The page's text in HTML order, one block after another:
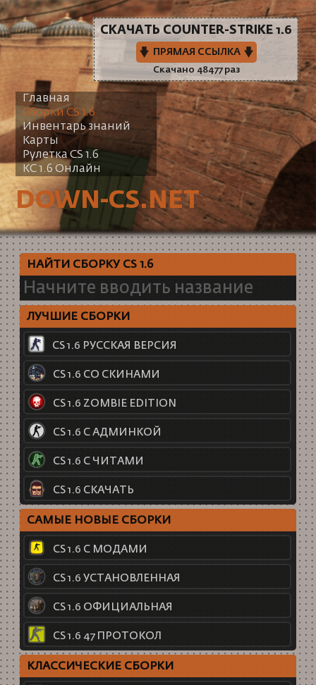
НАЙТИ СБОРКУ CS 1.6
ЛУЧШИЕ СБОРКИ
CS 1.6 РУССКАЯ ВЕРСИЯ
CS 1.6 СО СКИНАМИ
CS 1.6 ZOMBIE EDITION
CS 1.6 С АДМИНКОЙ
CS 1.6 С ЧИТАМИ
CS 1.6 СКАЧАТЬ
САМЫЕ НОВЫЕ СБОРКИ
CS 1.6 С МОДАМИ
CS 1.6 УСТАНОВЛЕННАЯ
CS 1.6 ОФИЦИАЛЬНАЯ
CS 1.6 47 ПРОТОКОЛ
КЛАССИЧЕСКИЕ СБОРКИ
Главная
Сборки CS 1.6
Инвентарь знаний
Карты
Рулетка CS 1.6
КС 1.6 Онлайн
DOWN-CS.NET
СКАЧАТЬ COUNTER-STRIKE 1.6
ПРЯМАЯ ССЫЛКА
Скачано 48477 раз